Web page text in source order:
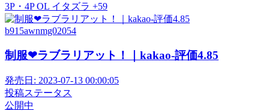
3P・4POL イタズラ +59
b915awnmg02054
制服❤ラブラリアット！｜kakao-評価4.85
発売日: 2023-07-13 00:00:05
投稿ステータス
公開中